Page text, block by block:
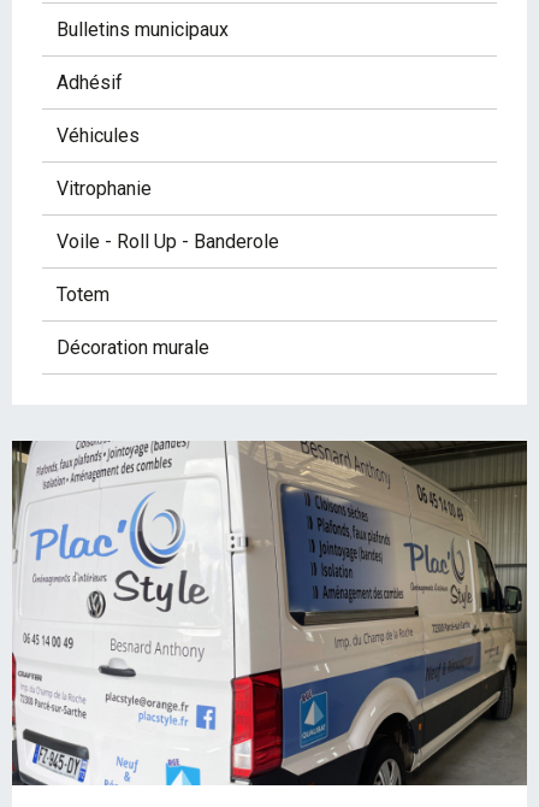
Bulletins municipaux
Adhésif
Véhicules
Vitrophanie
Voile - Roll Up - Banderole
Totem
Décoration murale